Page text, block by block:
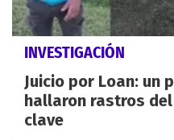
INVESTIGACIÓN
Juicio por Loan: un
hallaron rastros
clave